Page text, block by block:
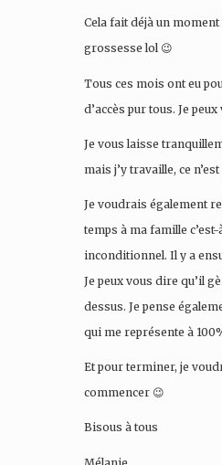
Cela fait déjà un
grossesse lol 😉
Tous ces mois ont eu
d’accès pur tous. Je
Je vous laisse
mais j’y travaille, ce
Je voudrais également
temps à ma famille
inconditionnel. Il y a
Je peux vous dire qu’il
dessus. Je pense
qui me représente à
Et pour terminer, je
commencer 😉
Bisous à tous